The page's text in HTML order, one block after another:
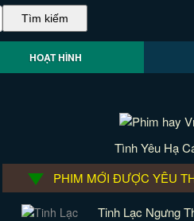
HOẠT HÌNH
Tình Yêu Hạ
PHIM MỚI ĐƯỢC YÊU
Tinh Lạc Ngưng